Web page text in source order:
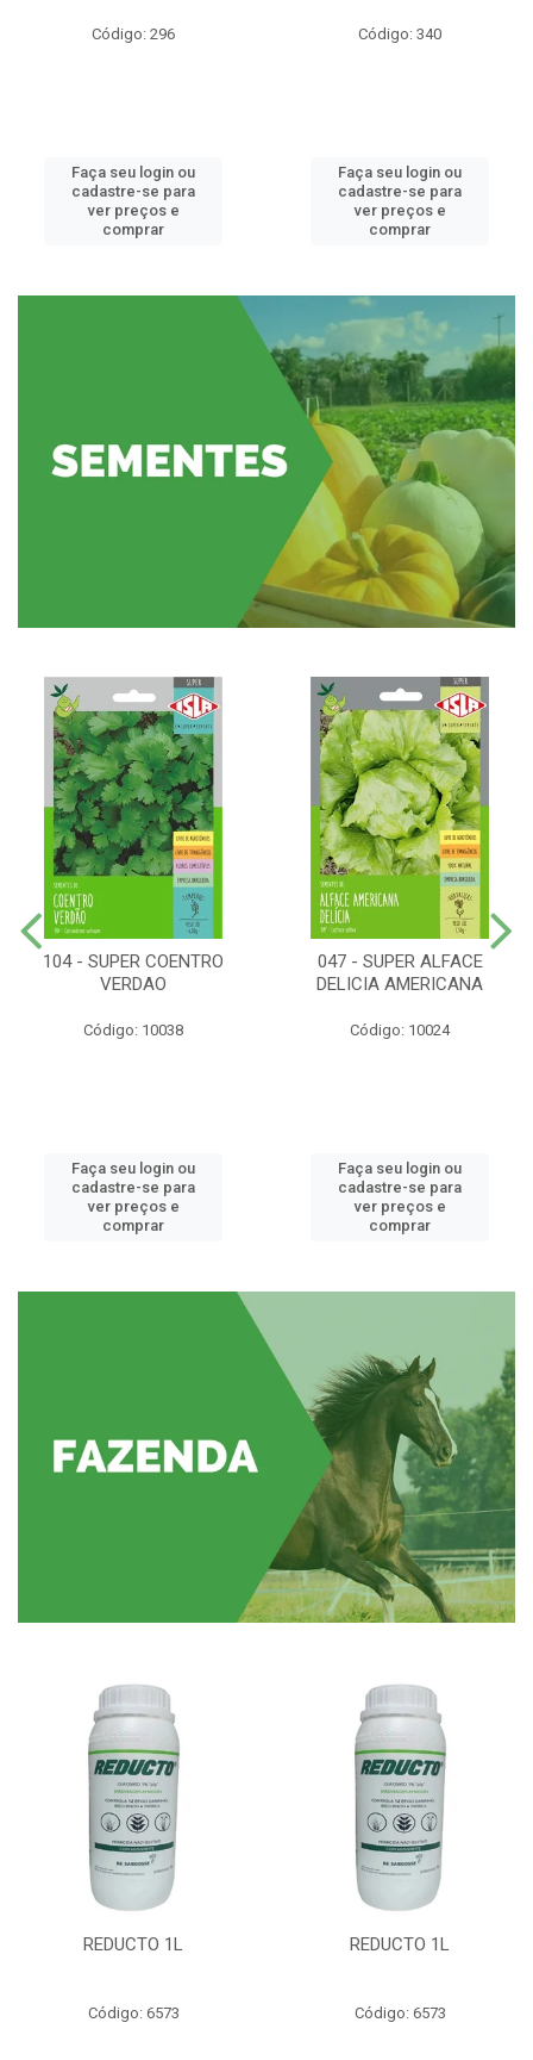
Código: 296
Faça seu login ou
cadastre-se para
ver preços e
comprar
Código: 340
Faça seu login ou
cadastre-se para
ver preços e
comprar
104 - SUPER COENTRO
VERDAO
Código: 10038
Faça seu login ou
cadastre-se para
ver preços e
comprar
047 - SUPER ALFACE
DELICIA AMERICANA
Código: 10024
Faça seu login ou
cadastre-se para
ver preços e
comprar
REDUCTO 1L
Código: 6573
REDUCTO 1L
Código: 6573